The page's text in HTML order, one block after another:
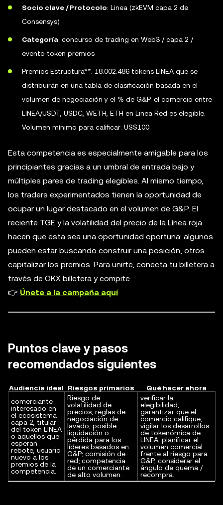
Socio clave / Protocolo: Linea (zkEVM capa 2 de
Consensys)
Categoría: concurso de trading en Web3 / capa 2 /
evento token premios
Premios Estructura**: 18.002.486 tokens LINEA que se
distribuirán en una tabla de clasificación basada en el
volumen de negociación y el % de G&P. el comercio entre
LINEA/USDT, USDC, WETH, ETH en Linea Red es elegible.
Volumen mínimo para calificar: US$100.
Esta competencia es especialmente amigable para los
principiantes gracias a un umbral de entrada bajo y
múltiples pares de trading elegibles. Al mismo tiempo,
los traders experimentados tienen la oportunidad de
ocupar un lugar destacado en el volumen de G&P. El
reciente TGE y la volatilidad del precio de la Línea roja
hacen que esta sea una oportunidad oportuna: algunos
pueden estar buscando construir una posición, otros
capitalizar los premios. Para unirte, conecta tu billetera a
través de OKX billetera y compite.
👉 Únete a la campaña aquí
Puntos clave y pasos
recomendados siguientes
Audiencia ideal Riesgos primarios
Qué hacer ahora
comerciante
interesado en
el ecosistema
capa 2, titular
del token LINEA
o aquellos que
esperan
rebote, usuario
nuevo a los
premios de la
competencia.
Riesgo de
volatilidad de
precios, reglas de
negociación de
lavado, posible
liquidación o
pérdida para los
líderes basados en
G&P; comisión de
red; competencia
de un comerciante
de alto volumen.
verificar la
elegibilidad,
garantizar que el
comercio califique,
vigilar los desarrollos
de tokenómica de
LINEA, planificar el
volumen comercial
frente al riesgo para
G&P, considerar el
ángulo de quema /
recompra.